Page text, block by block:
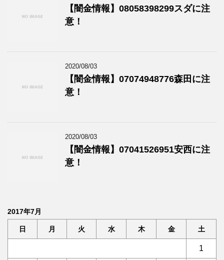
【闇金情報】08058398299スダに注
意！
2020/08/03
【闇金情報】07074948776森田に注
意！
2020/08/03
【闇金情報】07041526951安西に注
意！
2017年7月
日 月 火 水 木 金 土
1